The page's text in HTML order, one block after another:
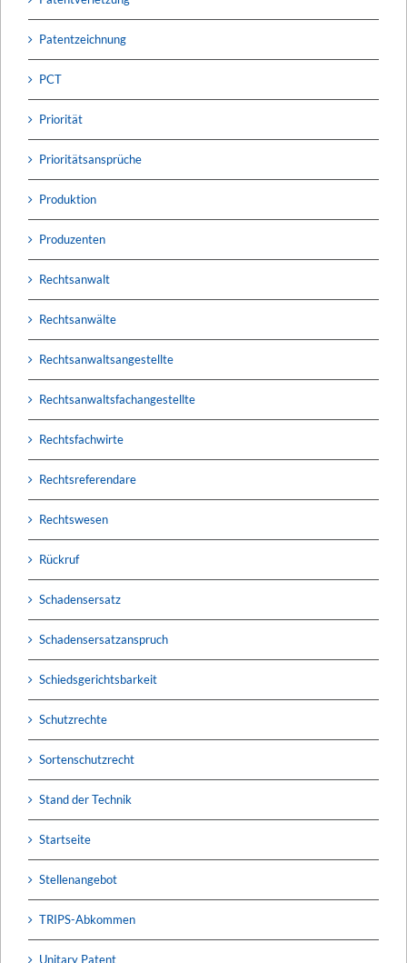
Patentzeichnung
PCT
Priorität
Prioritätsansprüche
Produktion
Produzenten
Rechtsanwalt
Rechtsanwälte
Rechtsanwaltsangestellte
Rechtsanwaltsfachangestellte
Rechtsfachwirte
Rechtsreferendare
Rechtswesen
Rückruf
Schadensersatz
Schadensersatzanspruch
Schiedsgerichtsbarkeit
Schutzrechte
Sortenschutzrecht
Stand der Technik
Startseite
Stellenangebot
TRIPS-Abkommen
Unitary Patent